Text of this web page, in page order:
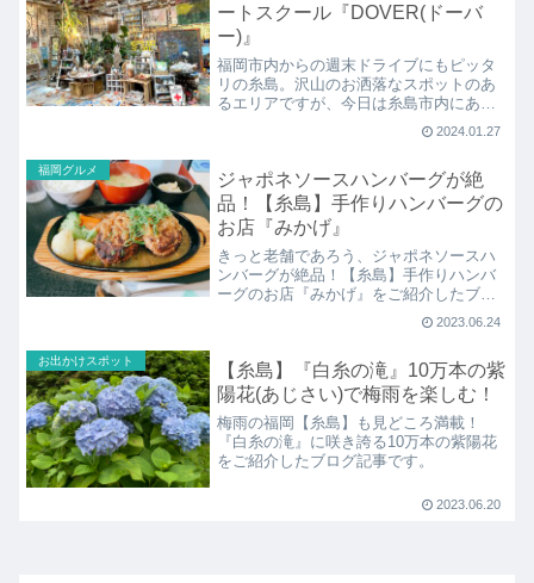
ートスクール『DOVER(ドーバ
ー)』
福岡市内からの週末ドライブにもピッタ
リの糸島。沢山のお洒落なスポットのあ
るエリアですが、今日は糸島市内にある
来ました。
2024.01.27
福岡グルメ
ジャポネソースハンバーグが絶
品！【糸島】手作りハンバーグの
お店『みかげ』
きっと老舗であろう、ジャポネソースハ
ンバーグが絶品！【糸島】手作りハンバ
ーグのお店『みかげ』をご紹介したブロ
2023.06.24
お出かけスポット
【糸島】『白糸の滝』10万本の紫
陽花(あじさい)で梅雨を楽しむ！
梅雨の福岡【糸島】も見どころ満載！
『白糸の滝』に咲き誇る10万本の紫陽花
をご紹介したブログ記事です。
2023.06.20